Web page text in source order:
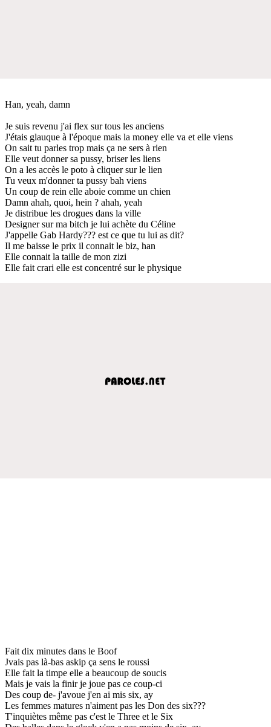
Han, yeah, damn
Je suis revenu j'ai flex sur tous les anciens
J'étais glauque à l'époque mais la money elle va et elle viens
On sait tu parles trop mais ça ne sers à rien
Elle veut donner sa pussy, briser les liens
On a les accès le poto à cliquer sur le lien
Tu veux m'donner ta pussy bah viens
Un coup de rein elle aboie comme un chien
Damn ahah, quoi, hein ? ahah, yeah
Je distribue les drogues dans la ville
Designer sur ma bitch je lui achète du Céline
J'appelle Gab Hardy??? est ce que tu lui as dit?
Il me baisse le prix il connait le biz, han
Elle connait la taille de mon zizi
Elle fait crari elle est concentré sur le physique
Fait dix minutes dans le Boof
Jvais pas là-bas askip ça sens le roussi
Elle fait la timpe elle a beaucoup de soucis
Mais je vais la finir je joue pas ce coup-ci
Des coup de- j'avoue j'en ai mis six, ay
Les femmes matures n'aiment pas les Don des six???
T'inquiètes même pas c'est le Three et le Six